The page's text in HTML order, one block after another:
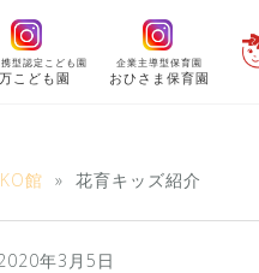
型認定こども園
こども園
企業主導型保育園
おひさま保育園
館 » 花育キッズ紹介
年3月5日